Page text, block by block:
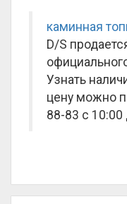
каминная
D/S
Узнать
цену можно
88-83 с